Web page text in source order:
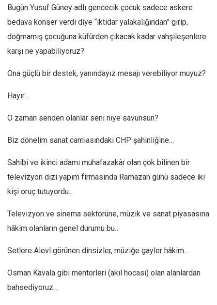
Bugün Yusuf Güney adlı gencecik çocuk sadece askere
bedava konser verdi diye “iktidar yalakalığından” girip,
doğmamış çocuğuna küfürden çıkacak kadar vahşileşenlere
karşı ne yapabiliyoruz?
Ona güçlü bir destek, yanındayız mesajı verebiliyor muyuz?
Hayır…
O zaman senden olanlar seni niye savunsun?
Biz dönelim sanat camiasındaki CHP şahinliğine…
Sahibi ve ikinci adamı muhafazakâr olan çok bilinen bir
televizyon dizi yapım firmasında Ramazan günü sadece iki
kişi oruç tutuyordu…
Televizyon ve sinema sektörüne, müzik ve sanat piyasasına
hâkim olanların genel durumu bu…
Setlere Alevî görünen dinsizler, müziğe gayler hâkim…
Osman Kavala gibi mentorleri (akıl hocası) olan alanlardan
bahsediyoruz…